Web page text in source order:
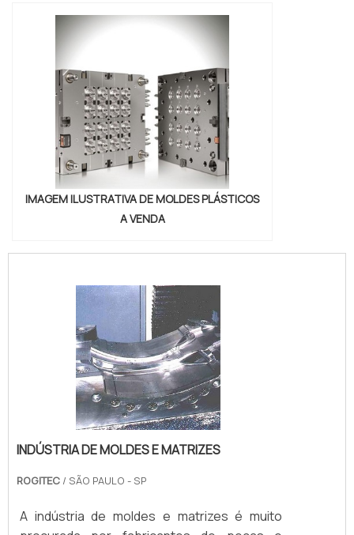
IMAGEM ILUSTRATIVA DE MOLDES PLÁSTICOS
A VENDA
INDÚSTRIA DE MOLDES E MATRIZES
ROGITEC / SÃO PAULO - SP
A indústria de moldes e matrizes é muito